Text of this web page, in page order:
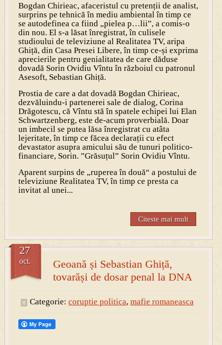
Bogdan Chirieac, afaceristul cu pretenții de analist,
surprins pe tehnică în mediu ambiental în timp ce
se autodefinea ca fiind „pielea p…lii”, a comis-o
din nou. El s-a lăsat înregistrat, în culisele
studioului de televiziune al Realitatea TV, aripa
Ghiță, din Casa Presei Libere, în timp ce-și exprima
aprecierile pentru genialitatea de care dăduse
dovadă Sorin Ovidiu Vîntu în războiul cu patronul
Asesoft, Sebastian Ghiță.
Prostia de care a dat dovadă Bogdan Chirieac,
dezvăluindu-i partenerei sale de dialog, Corina
Drăgotescu, că Vîntu stă în spatele echipei lui Elan
Schwartzenberg, este de-acum proverbială. Doar
un imbecil se putea lăsa înregistrat cu atâta
lejeritate, în timp ce făcea declarații cu efect
devastator asupra amicului său de tunuri politico-
financiare, Sorin. ”Grăsuțul” Sorin Ovidiu Vîntu.
Aparent surpins de „ruperea în două“ a postului de
televiziune Realitatea TV, în timp ce presta ca
invitat al unei...
Citeste mai mult
Geoană și Sebastian Ghiță,
tovarăși de dosar penal la DNA
27
oct.
Categorie: coruptie politica, mafie romaneasca